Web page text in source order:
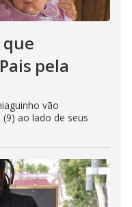
que
pela
vão
ao lado de seus